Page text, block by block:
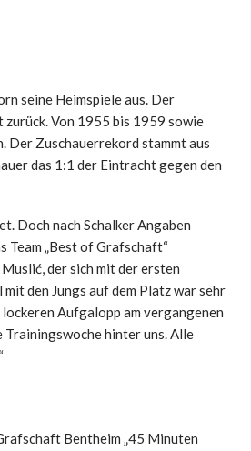
seine Heimspiele aus. Der
Von 1955 bis 1959 sowie
Der Zuschauerrekord stammt aus
das 1:1 der Eintracht gegen den
Doch nach Schalker Angaben
„Best of Grafschaft“
der sich mit der ersten
den Jungs auf dem Platz war sehr
Aufgalopp am vergangenen
Trainingswoche hinter uns. Alle
Bentheim „45 Minuten